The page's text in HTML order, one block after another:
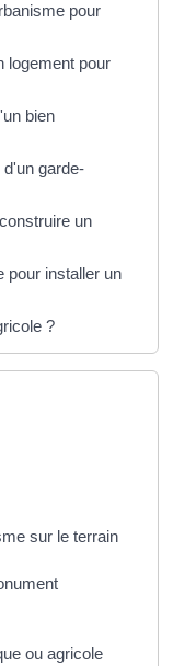
pour
logement pour
bien
garde-
un
pour installer un
?
sur le terrain
ou agricole